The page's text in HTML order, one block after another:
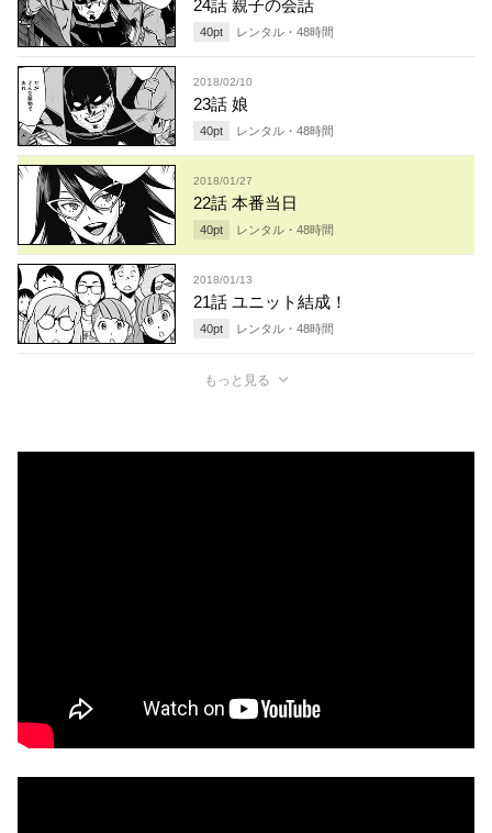
24話 親子の会話
40pt レンタル・ 48時間
2018/02/10
23話 娘
40pt レンタル・ 48時間
2018/01/27
22話 本番当日
40pt レンタル・ 48時間
2018/01/13
21話 ユニット結成！
40pt レンタル・ 48時間
もっと見る